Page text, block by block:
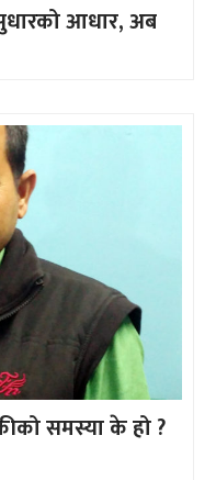
आधार, अब
समस्या के हो ?